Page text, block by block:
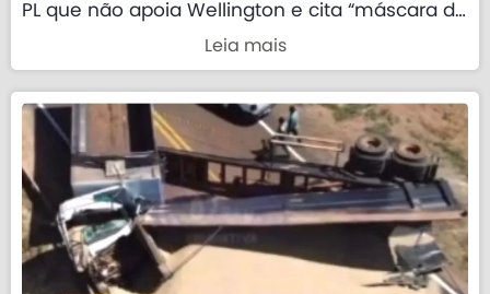
PL que não apoia Wellington e cita “máscara da
Leia mais